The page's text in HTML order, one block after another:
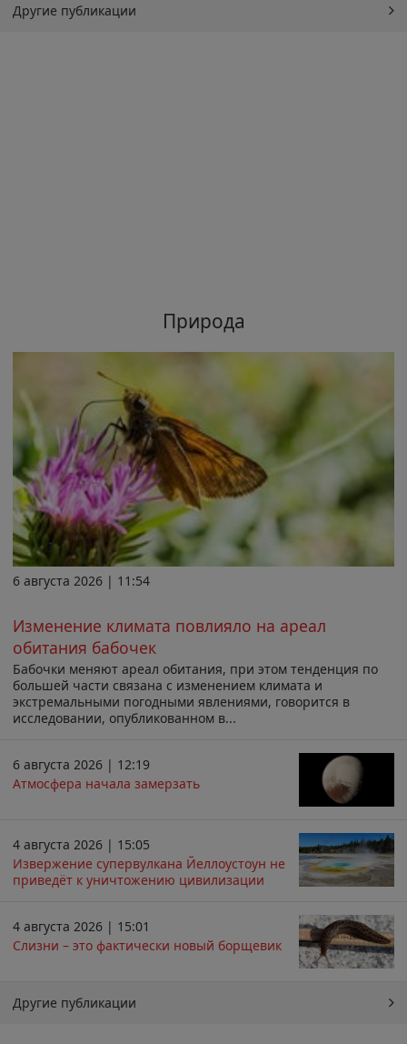
Другие публикации
Природа
6 августа 2026 | 11:54
Изменение климата повлияло на ареал
обитания бабочек
Бабочки меняют ареал обитания, при этом тенденция по
большей части связана с изменением климата и
экстремальными погодными явлениями, говорится в
исследовании, опубликованном в...
6 августа 2026 | 12:19
Атмосфера начала замерзать
4 августа 2026 | 15:05
Извержение супервулкана Йеллоустоун не
приведёт к уничтожению цивилизации
4 августа 2026 | 15:01
Слизни – это фактически новый борщевик
Другие публикации